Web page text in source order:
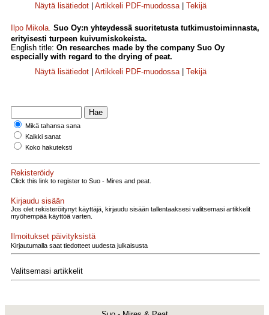
Näytä lisätiedot
Artikkeli PDF-muodossa| Tekijä
Ilpo Mikola. Suo Oy:n yhteydessä suoritetusta tutkimustoiminnasta,
erityisesti turpeen kuivumiskokeista.
English title: On researches made by the company Suo Oy
especially with regard to the drying of peat.
Näytä lisätiedot
Artikkeli PDF-muodossa| Tekijä
Mikä tahansa sana
Kaikki sanat
Koko hakuteksti
Rekisteröidy
Click this link to register to Suo - Mires and peat.
Kirjaudu sisään
Jos olet rekisteröitynyt käyttäjä, kirjaudu sisään tallentaaksesi valitsemasi artikkelit
myöhempää käyttöä varten.
Ilmoitukset päivityksistä
Kirjautumalla saat tiedotteet uudesta julkaisusta
Valitsemasi artikkelit